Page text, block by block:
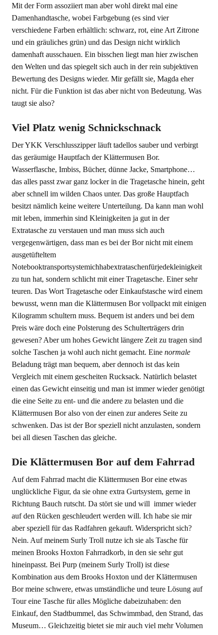
Mit der Form assoziiert man aber wohl direkt mal eine
Damenhandtasche, wobei Farbgebung (es sind vier
verschiedene Farben erhältlich: schwarz, rot, eine Art Zitrone
und ein gräuliches grün) und das Design nicht wirklich
damenhaft ausschauen. Ein bisschen liegt man hier zwischen
den Welten und das spiegelt sich auch in der rein subjektiven
Bewertung des Designs wieder. Mir gefällt sie, Magda eher
nicht. Für die Funktion ist das aber nicht von Bedeutung. Was
taugt sie also?
Viel Platz wenig Schnickschnack
Der YKK Verschlusszipper läuft tadellos sauber und verbirgt
das geräumige Hauptfach der Klättermusen Bor.
Wasserflasche, Imbiss, Bücher, dünne Jacke, Smartphone…
das alles passt zwar ganz locker in die Tragetasche hinein, geht
aber schnell im wilden Chaos unter. Das große Hauptfach
besitzt nämlich keine weitere Unterteilung. Da kann man wohl
mit leben, immerhin sind Kleinigkeiten ja gut in der
Extratasche zu verstauen und man muss sich auch
vergegenwärtigen, dass man es bei der Bor nicht mit einem
ausgetüfteltem
Notebooktransportsystemichhabextrataschenfürjedekleinigkeit
zu tun hat, sondern schlicht mit einer Tragetasche. Einer sehr
teuren. Das Wort Tragetasche oder Einkaufstasche wird einem
bewusst, wenn man die Klättermusen Bor vollpackt mit einigen
Kilogramm schultern muss. Bequem ist anders und bei dem
Preis wäre doch eine Polsterung des Schulterträgers drin
gewesen? Aber um hohes Gewicht längere Zeit zu tragen sind
solche Taschen ja wohl auch nicht gemacht. Eine normale
Beladung trägt man bequem, aber dennoch ist das kein
Vergleich mit einem gescheiten Rucksack. Natürlich belastet
einen das Gewicht einseitig und man ist immer wieder genötigt
die eine Seite zu ent- und die andere zu belasten und die
Klättermusen Bor also von der einen zur anderes Seite zu
schwenken. Das ist der Bor speziell nicht anzulasten, sondern
bei all diesen Taschen das gleiche.
Die Klättermusen Bor auf dem Fahrrad
Auf dem Fahrrad macht die Klättermusen Bor eine etwas
unglückliche Figur, da sie ohne extra Gurtsystem, gerne in
Richtung Bauch rutscht. Da stört sie und will immer wieder
auf den Rücken geschleudert werden will. Ich habe sie mir
aber speziell für das Radfahren gekauft. Widerspricht sich?
Nein. Auf meinem Surly Troll nutze ich sie als Tasche für
meinen Brooks Hoxton Fahrradkorb, in den sie sehr gut
hineinpasst. Bei Purp (meinem Surly Troll) ist diese
Kombination aus dem Brooks Hoxton und der Klättermusen
Bor meine schwere, etwas umständliche und teure Lösung auf
Tour eine Tasche für alles Mögliche dabeizuhaben: den
Einkauf, den Stadtbummel, das Schwimmbad, den Strand, das
Museum… Gleichzeitig bietet sie mir auch viel mehr Volumen